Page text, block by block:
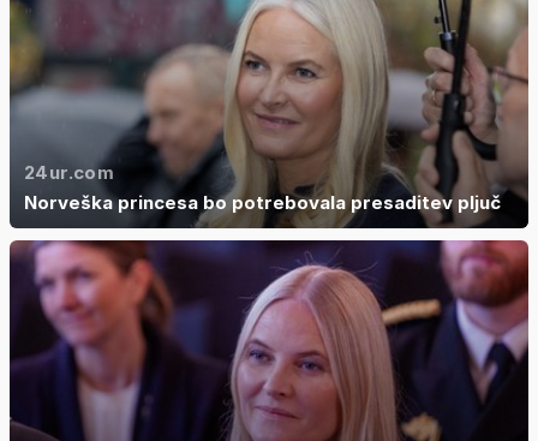
24ur.com
Norveška princesa bo potrebovala presaditev pljuč